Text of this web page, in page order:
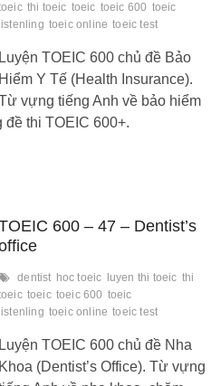
thi toeic toeic toeic 600 toeic
listenling toeic online toeic test
Luyện TOEIC 600 chủ đề Bảo
Hiểm Y Tế (Health Insurance).
vựng tiếng Anh về bảo hiểm
thi TOEIC 600+.
600 – 47 – Dentist’s
dentist hoc toeic luyen thi toeic thi
toeic toeic 600 toeic
listenling toeic online toeic test
Luyện TOEIC 600 chủ đề Nha
Khoa (Dentist’s Office). Từ vựng